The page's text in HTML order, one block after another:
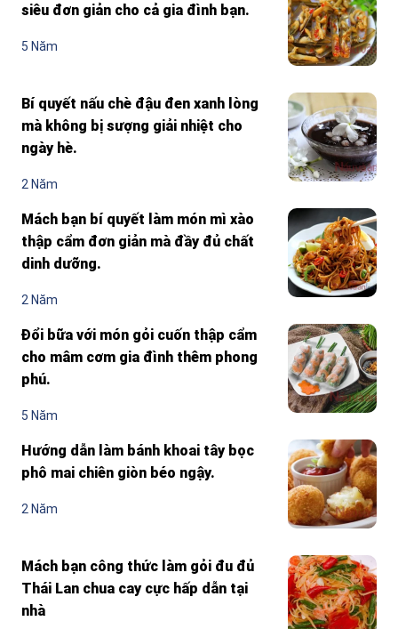
siêu đơn giản cho cả gia đình bạn.
5 Năm
Bí quyết nấu chè đậu đen xanh lòng
mà không bị sượng giải nhiệt cho
ngày hè.
2 Năm
Mách bạn bí quyết làm món mì xào
thập cẩm đơn giản mà đầy đủ chất
dinh dưỡng.
2 Năm
Đổi bữa với món gỏi cuốn thập cẩm
cho mâm cơm gia đình thêm phong
phú.
5 Năm
Hướng dẫn làm bánh khoai tây bọc
phô mai chiên giòn béo ngậy.
2 Năm
Mách bạn công thức làm gỏi đu đủ
Thái Lan chua cay cực hấp dẫn tại
nhà